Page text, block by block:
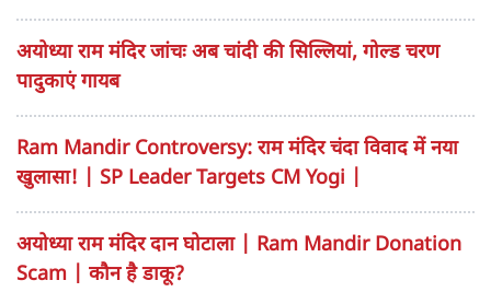
अयोध्या राम मंदिर जांचः अब चांदी की सिल्लियां, गोल्ड चरण
पादुकाएं गायब
Ram Mandir Controversy: राम मंदिर चंदा विवाद में नया
खुलासा! | SP Leader Targets CM Yogi |
अयोध्या राम मंदिर दान घोटाला | Ram Mandir Donation
Scam | कौन है डाकू?